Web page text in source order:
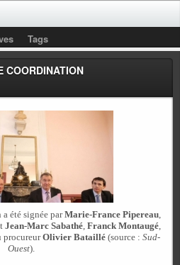
Tags
COORDINATION
été signée parMarie-France Pipereau,
Jean-Marc Sabathé, Franck Montaugé,
procureurOlivier Bataillé (source : Sud-
Ouest).